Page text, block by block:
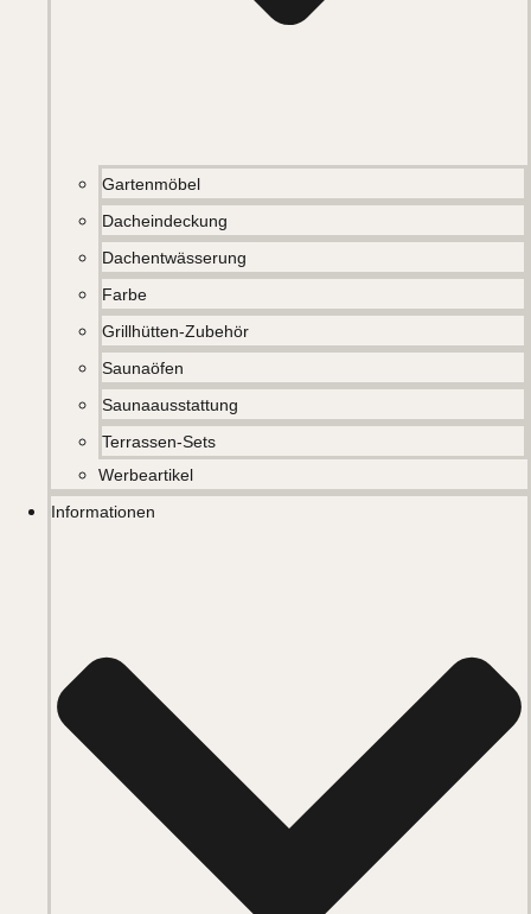
Gartenmöbel
Dacheindeckung
Dachentwässerung
Farbe
Grillhütten-Zubehör
Saunaöfen
Saunaausstattung
Terrassen-Sets
Werbeartikel
Informationen